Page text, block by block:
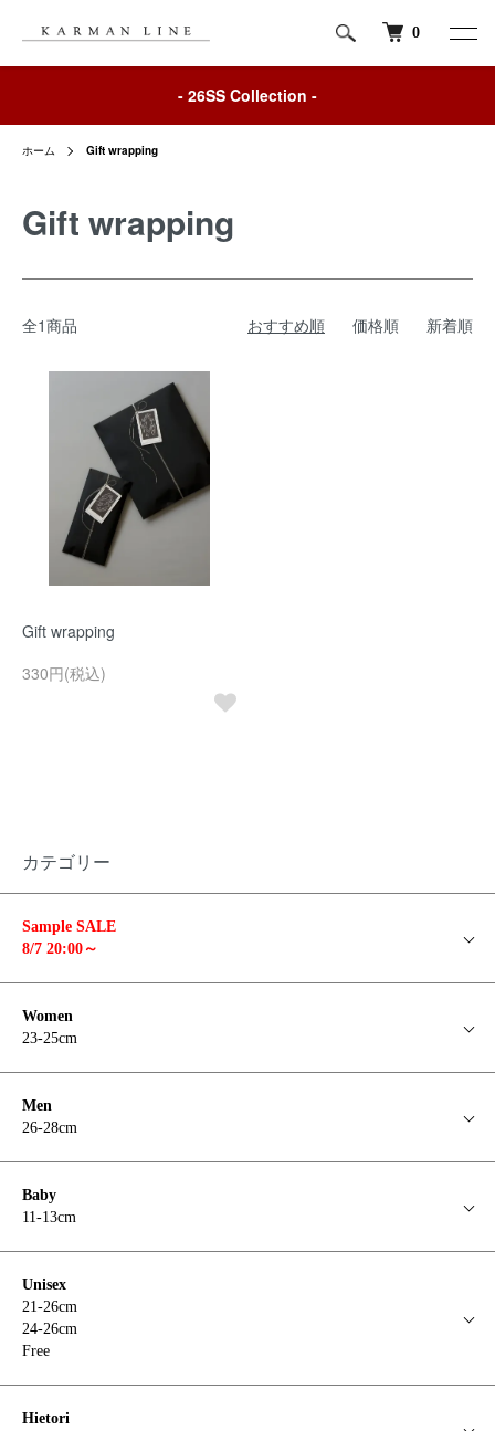
0
- 26SS Collection -
ホーム Gift wrapping
Gift wrapping
全1商品 おすすめ順 価格順 新着順
Gift wrapping
330円(税込)
カテゴリー
Sample SALE
8/7 20:00～
Women
23-25cm
Men
26-28cm
Baby
11-13cm
Unisex
21-26cm
24-26cm
Free
Hietori